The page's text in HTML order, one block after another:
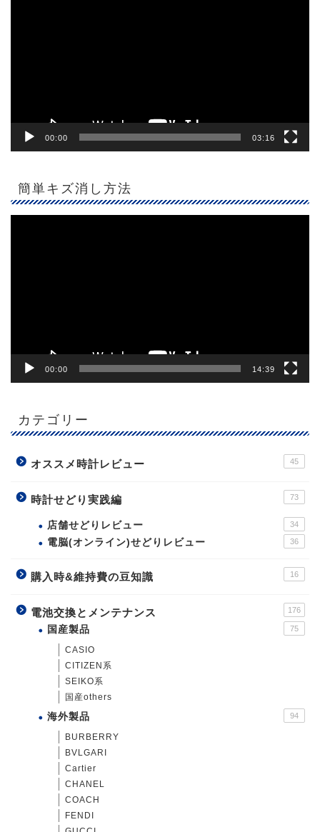
00:00 03:16
簡単キズ消し方法
00:00 14:39
カテゴリー
オススメ時計レビュー 45
時計せどり実践編 73
店舗せどりレビュー 34
電脳(オンライン)せどりレビュー 36
購入時&維持費の豆知識 16
電池交換とメンテナンス 176
国産製品 75
CASIO
CITIZEN系
SEIKO系
国産others
海外製品 94
BURBERRY
BVLGARI
Cartier
CHANEL
COACH
FENDI